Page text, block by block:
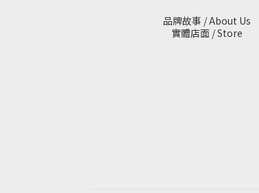
品牌故事 / About Us
實體店面 / Store